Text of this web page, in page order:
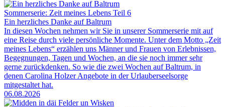
Sommerserie: Zeit meines Lebens Teil 6
Ein herzliches Danke auf Baltrum
In diesen Wochen nehmen wir Sie in unserer Sommerserie mit auf
eine Reise durch viele persönliche Momente. Unter dem Motto „Zeit
meines Lebens“ erzählen uns Männer und Frauen von Erlebnissen,
Begegnungen, Tagen und Wochen, an die sie noch immer sehr
gerne zurückdenken. So wie die zwei Wochen auf Baltrum, in
denen Carolina Holzer Angebote in der Urlauberseelsorge
mitgestaltet hat.
06.08.2026